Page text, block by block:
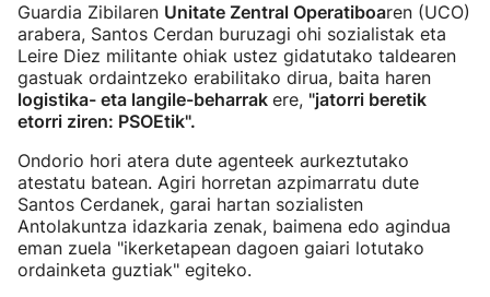
Guardia Zibilaren Unitate Zentral Operatiboaren (UCO)
arabera, Santos Cerdan buruzagi ohi sozialistak eta
Leire Diez militante ohiak ustez gidatutako taldearen
gastuak ordaintzeko erabilitako dirua, baita haren
logistika- eta langile-beharrak ere, "jatorri beretik
etorri ziren: PSOEtik".
Ondorio hori atera dute agenteek aurkeztutako
atestatu batean. Agiri horretan azpimarratu dute
Santos Cerdanek, garai hartan sozialisten
Antolakuntza idazkaria zenak, baimena edo agindua
eman zuela "ikerketapean dagoen gaiari lotutako
ordainketa guztiak" egiteko.